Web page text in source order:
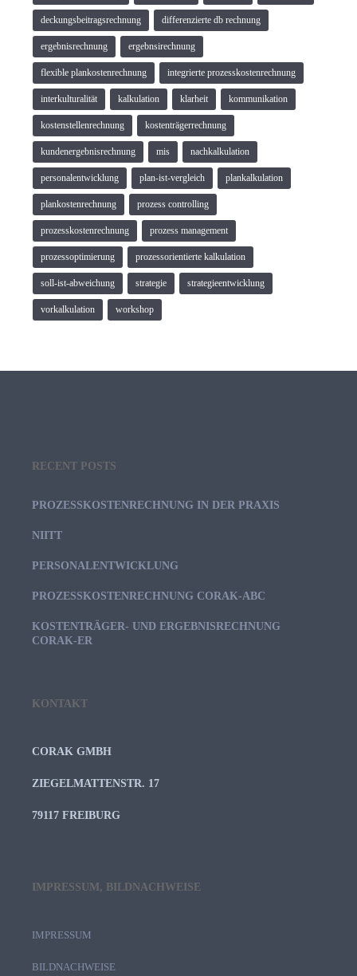
deckungsbeitragsrechnung differenzierte db rechnung
ergebnisrechnung ergebnsirechnung
flexible plankostenrechnung integrierte prozesskostenrechnung
interkulturalität kalkulation klarheit kommunikation
kostenstellenrechnung kostenträgerrechnung
kundenergebnisrechnung mis nachkalkulation
personalentwicklung plan-ist-vergleich plankalkulation
plankostenrechnung prozess controlling
prozesskostenrechnung prozess management
prozessoptimierung prozessorientierte kalkulation
soll-ist-abweichung strategie strategieentwicklung
vorkalkulation workshop
RECENT POSTS
PROZESSKOSTENRECHNUNG IN DER PRAXIS
NIITT
PERSONALENTWICKLUNG
PROZESSKOSTENRECHNUNG CORAK-ABC
KOSTENTRÄGER- UND ERGEBNISRECHNUNG
CORAK-ER
KONTAKT
CORAK GMBH
ZIEGELMATTENSTR. 17
79117 FREIBURG
IMPRESSUM, BILDNACHWEISE
IMPRESSUM
BILDNACHWEISE